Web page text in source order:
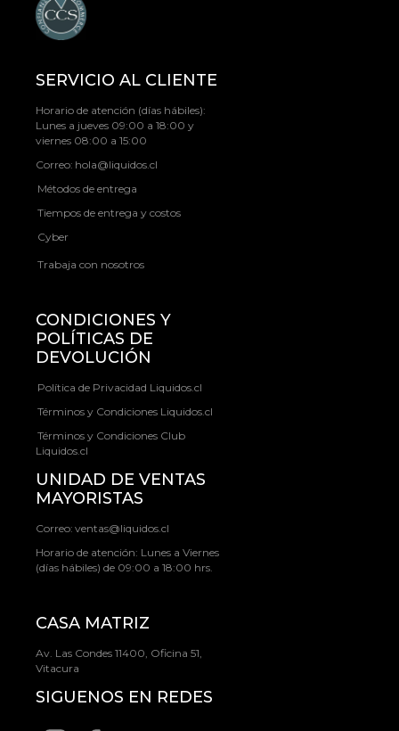
SERVICIO AL CLIENTE
Horario de atención (días hábiles):
Lunes a jueves 09:00 a 18:00 y
viernes 08:00 a 15:00
Correo: hola@liquidos.cl
Métodos de entrega
Tiempos de entrega y costos
Cyber
Trabaja con nosotros
CONDICIONES Y
POLÍTICAS DE
DEVOLUCIÓN
Política de Privacidad Liquidos.cl
Términos y Condiciones Liquidos.cl
Términos y Condiciones Club
Liquidos.cl
UNIDAD DE VENTAS
MAYORISTAS
Correo: ventas@liquidos.cl
Horario de atención: Lunes a Viernes
(días hábiles) de 09:00 a 18:00 hrs.
CASA MATRIZ
Av. Las Condes 11400, Oficina 51,
Vitacura
SIGUENOS EN REDES